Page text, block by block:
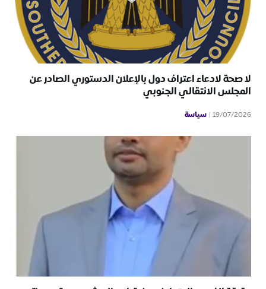
لا صحة لادعاء اعتراف دول بالإعلان الدستوري الصادر عن
المجلس الانتقالي الجنوبي
19/07/2026 سياسة